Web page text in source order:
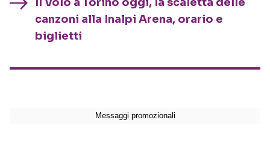
canzoni alla Inalpi Arena, orario e
biglietti